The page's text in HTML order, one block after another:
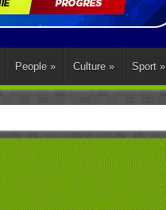
People » Culture » Sport »